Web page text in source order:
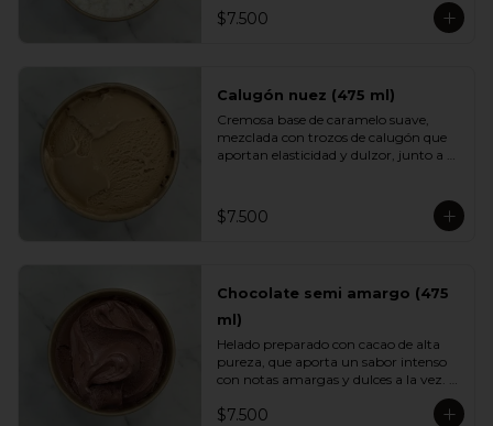
Un sabor equilibrado, luminoso y muy
adictivo.
$7.500
Calugón nuez (475 ml)
Cremosa base de caramelo suave,
mezclada con trozos de calugón que
aportan elasticidad y dulzor, junto a
golosa e intensa para fanáticos del
caramelo clásico.
$7.500
Chocolate semi amargo (475
ml)
Helado preparado con cacao de alta
pureza, que aporta un sabor intenso
con notas amargas y dulces a la vez.
profundo lo convierten en un
$7.500